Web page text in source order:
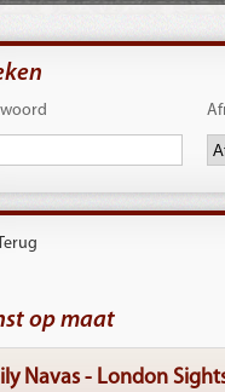
Terug
op maat
Navas - London